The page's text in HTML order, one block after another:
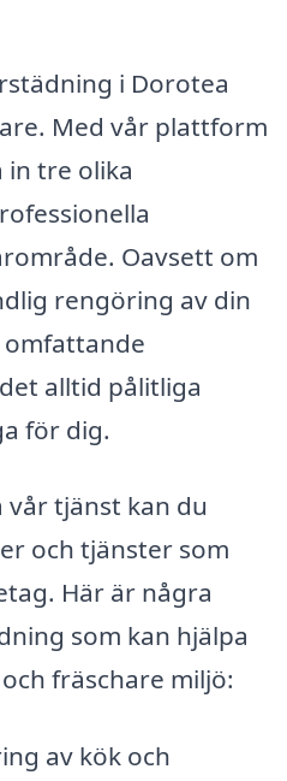
i Dorotea
Med vår plattform
in tre olika
Oavsett om
rengöring av din
alltid pålitliga
för dig.
tjänst kan du
och tjänster som
Här är några
som kan hjälpa
fräschare miljö:
av kök och